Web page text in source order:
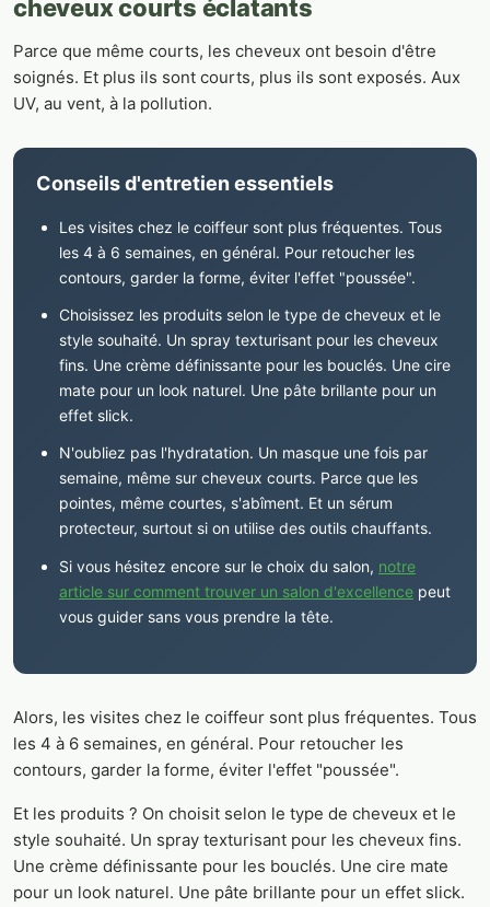
cheveux courts éclatants
Parce que même courts, les cheveux ont besoin d'être
soignés. Et plus ils sont courts, plus ils sont exposés. Aux
UV, au vent, à la pollution.
Conseils d'entretien essentiels
Les visites chez le coiffeur sont plus fréquentes. Tous
les 4 à 6 semaines, en général. Pour retoucher les
contours, garder la forme, éviter l'effet "poussée".
Choisissez les produits selon le type de cheveux et le
style souhaité. Un spray texturisant pour les cheveux
fins. Une crème définissante pour les bouclés. Une cire
mate pour un look naturel. Une pâte brillante pour un
effet slick.
N'oubliez pas l'hydratation. Un masque une fois par
semaine, même sur cheveux courts. Parce que les
pointes, même courtes, s'abîment. Et un sérum
protecteur, surtout si on utilise des outils chauffants.
Si vous hésitez encore sur le choix du salon, notre
article sur comment trouver un salon d'excellence peut
vous guider sans vous prendre la tête.
Alors, les visites chez le coiffeur sont plus fréquentes. Tous
les 4 à 6 semaines, en général. Pour retoucher les
contours, garder la forme, éviter l'effet "poussée".
Et les produits ? On choisit selon le type de cheveux et le
style souhaité. Un spray texturisant pour les cheveux fins.
Une crème définissante pour les bouclés. Une cire mate
pour un look naturel. Une pâte brillante pour un effet slick.